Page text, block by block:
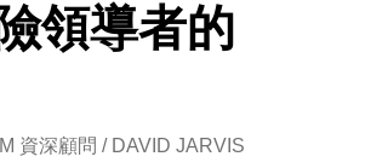
領導者的
資深顧問 / DAVID JARVIS